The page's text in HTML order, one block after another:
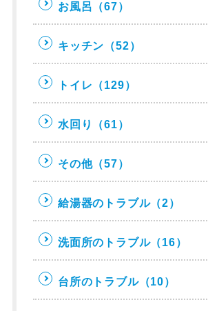
お風呂 （67）
キッチン （52）
トイレ （129）
水回り （61）
その他（57）
給湯器のトラブル（2）
洗面所のトラブル（16）
台所のトラブル（10）